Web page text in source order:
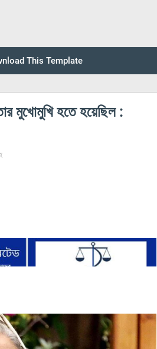
This Template
মুখোমুখি হতে হয়েছিল :